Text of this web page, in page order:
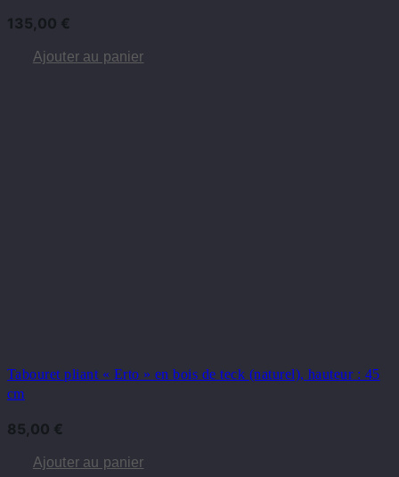
135,00 €
Ajouter au panier
Tabouret pliant « Erto » en bois de teck (naturel), hauteur : 45
cm
85,00 €
Ajouter au panier